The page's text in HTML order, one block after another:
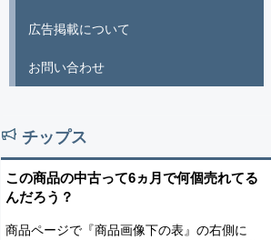
広告掲載について
お問い合わせ
チップス
この商品の中古って6ヵ月で何個売れてる
んだろう？
商品ページで『商品画像下の表』の右側に